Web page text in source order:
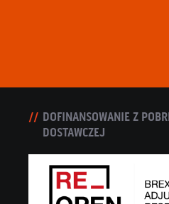
DOFINANSOWANIE Z
DOSTAWCZEJ